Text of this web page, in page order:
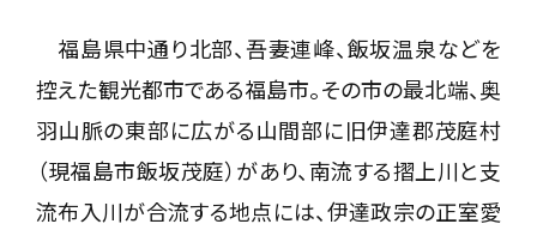
福島県中通り北部、吾妻連峰、飯坂温泉などを
控えた観光都市である福島市。その市の最北端、奥
羽山脈の東部に広がる山間部に旧伊達郡茂庭村
（現福島市飯坂茂庭）があり、南流する摺上川と支
流布入川が合流する地点には、伊達政宗の正室愛